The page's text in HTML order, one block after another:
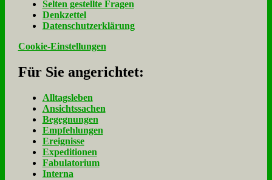
Sel­ten ge­stell­te Fra­gen
Denk­zet­tel
Da­ten­schutz­er­klä­rung
Cookie-Einstellungen
Für Sie an­ge­rich­tet:
Alltagsleben
Ansichtssachen
Begegnungen
Empfehlungen
Ereignisse
Expeditionen
Fabulatorium
Interna